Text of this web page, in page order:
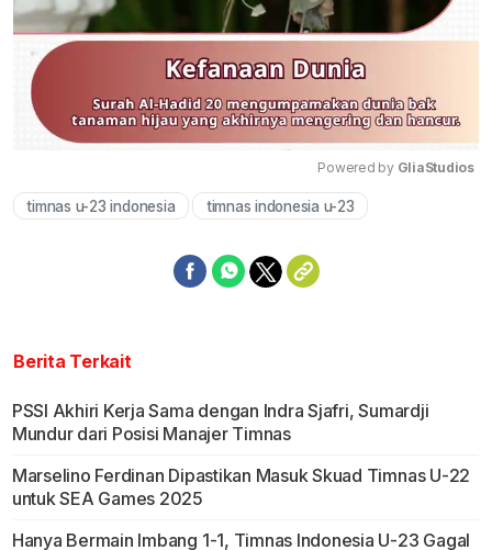
Powered by GliaStudios
timnas u-23 indonesia timnas indonesia u-23
Berita Terkait
PSSI Akhiri Kerja Sama dengan Indra Sjafri, Sumardji
Mundur dari Posisi Manajer Timnas
Marselino Ferdinan Dipastikan Masuk Skuad Timnas U-22
untuk SEA Games 2025
Hanya Bermain Imbang 1-1, Timnas Indonesia U-23 Gagal